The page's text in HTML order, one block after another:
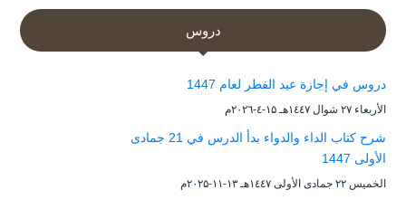
دروس
دروس في إجازة عيد الفطر لعام 1447
الأربعاء ۲۷ شوال ۱٤٤۷هـ ۱۵-٤-۲۰۲٦م
شرح كتاب الداء والدواء بدأ الدرس في 21 جمادى
الأولى 1447
الخميس ۲۲ جمادى الأولى ۱٤٤۷هـ ۱۳-۱۱-۲۰۲۵م